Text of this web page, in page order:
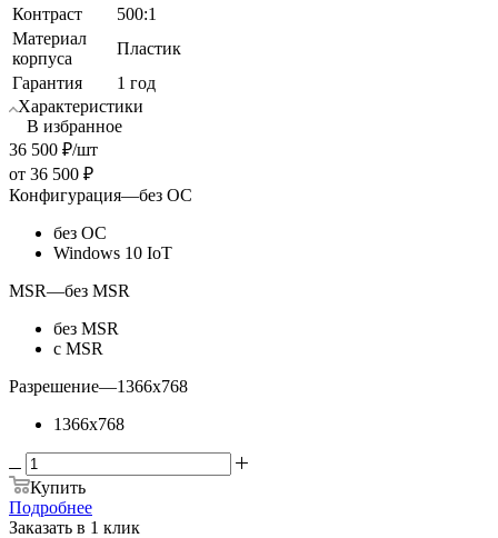
Контраст
500:1
Материал
корпуса
Пластик
Гарантия
1 год
Характеристики
В избранное
36 500 ₽/шт
от 36 500 ₽
Конфигурация—без ОС
без ОС
Windows 10 IoT
MSR—без MSR
без MSR
с MSR
Разрешение—1366x768
1366x768
Купить
Подробнее
Заказать в 1 клик